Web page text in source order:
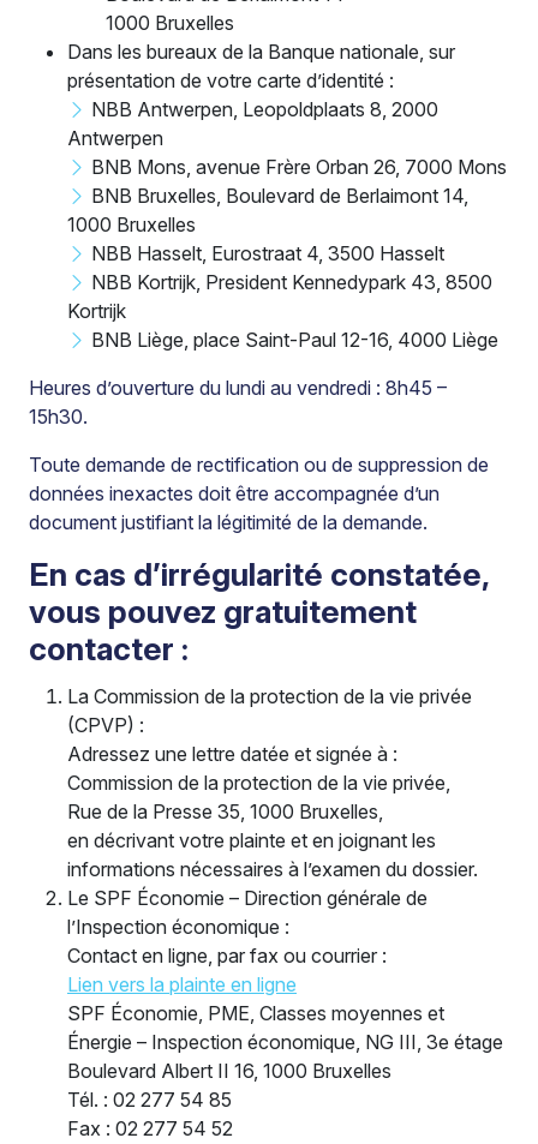
1000 Bruxelles
Dans les bureaux de la Banque nationale, sur
présentation de votre carte d’identité :
NBB Antwerpen, Leopoldplaats 8, 2000
Antwerpen
BNB Mons, avenue Frère Orban 26, 7000 Mons
BNB Bruxelles, Boulevard de Berlaimont 14,
1000 Bruxelles
NBB Hasselt, Eurostraat 4, 3500 Hasselt
NBB Kortrijk, President Kennedypark 43, 8500
Kortrijk
BNB Liège, place Saint-Paul 12-16, 4000 Liège
Heures d’ouverture du lundi au vendredi : 8h45 –
15h30.
Toute demande de rectification ou de suppression de
données inexactes doit être accompagnée d’un
document justifiant la légitimité de la demande.
En cas d’irrégularité constatée,
vous pouvez gratuitement
contacter :
La Commission de la protection de la vie privée
(CPVP) :
Adressez une lettre datée et signée à :
Commission de la protection de la vie privée,
Rue de la Presse 35, 1000 Bruxelles,
en décrivant votre plainte et en joignant les
informations nécessaires à l’examen du dossier.
Le SPF Économie – Direction générale de
l’Inspection économique :
Contact en ligne, par fax ou courrier :
Lien vers la plainte en ligne
SPF Économie, PME, Classes moyennes et
Énergie – Inspection économique, NG III, 3e étage
Boulevard Albert II 16, 1000 Bruxelles
Tél. : 02 277 54 85
Fax : 02 277 54 52